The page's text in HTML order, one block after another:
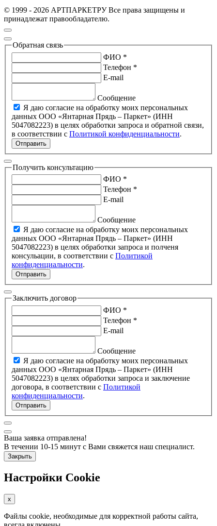
© 1999 - 2026 АРТПАРКЕТРУ Все права защищены и
принадлежат правообладателю.
Обратная связь
ФИО *
Телефон *
E-mail
Сообщение
Я даю согласие на обработку моих персональных
данных ООО «Янтарная Прядь – Паркет» (ИНН
5047082223) в целях обработки запроса и обратной связи,
в соответствии с Политикой конфиденциальности.
Отправить
Получить консультацию
ФИО *
Телефон *
E-mail
Сообщение
Я даю согласие на обработку моих персональных
данных ООО «Янтарная Прядь – Паркет» (ИНН
5047082223) в целях обработки запроса и полченя
консульации, в соответствии с Политикой
конфиденциальности.
Отправить
Заключить договор
ФИО *
Телефон *
E-mail
Сообщение
Я даю согласие на обработку моих персональных
данных ООО «Янтарная Прядь – Паркет» (ИНН
5047082223) в целях обработки запроса и заключение
договора, в соответствии с Политикой
конфиденциальности.
Отправить
Ваша заявка отправлена!
В течении 10-15 минут с Вами свяжется наш специалист.
Закрыть
Настройки Cookie
x
Файлы cookie, необходимые для корректной работы сайта,